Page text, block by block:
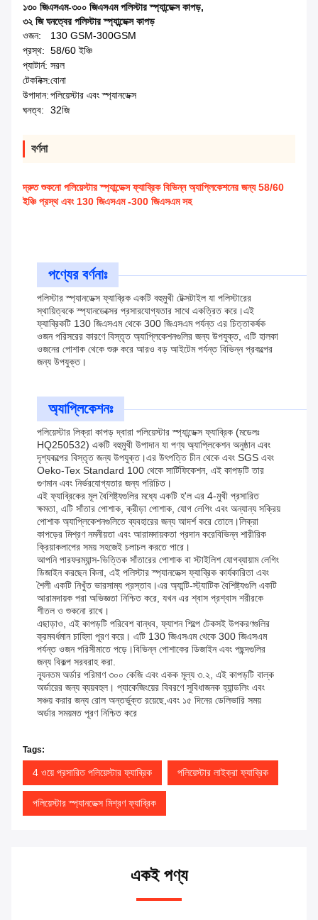
১৩০ জিএসএম-৩০০ জিএসএম পলিস্টার স্প্যান্ডেক্স কাপড়,
৩২ জি ঘনত্বের পলিস্টার স্প্যান্ডেক্স কাপড়
ওজন:
130 GSM-300GSM
প্রস্থ: 58/60 ইঞ্চি
প্যাটার্ন: সরল
টেকনিক্স:বোনা
উপাদান:পলিয়েস্টার এবং স্প্যানডেক্স
ঘনত্ব:
32জি
বর্ণনা
দ্রুত শুকনো পলিয়েস্টার স্প্যান্ডেক্স ফ্যাব্রিক বিভিন্ন অ্যাপ্লিকেশনের জন্য 58/60
ইঞ্চি প্রস্থ এবং 130 জিএসএম -300 জিএসএম সহ
পণ্যের বর্ণনাঃ
পলিস্টার স্প্যানডেক্স ফ্যাব্রিক একটি বহুমুখী টেক্সটাইল যা পলিস্টারের
স্থায়িত্বকে স্প্যানডেক্সের প্রসারযোগ্যতার সাথে একত্রিত করে।এই
ফ্যাব্রিকটি 130 জিএসএম থেকে 300 জিএসএম পর্যন্ত এর চিত্তাকর্ষক
ওজন পরিসরের কারণে বিস্তৃত অ্যাপ্লিকেশনগুলির জন্য উপযুক্ত, এটি হালকা
ওজনের পোশাক থেকে শুরু করে আরও বড় আইটেম পর্যন্ত বিভিন্ন প্রকল্পের
জন্য উপযুক্ত।
অ্যাপ্লিকেশনঃ
পলিয়েস্টার লিক্রা কাপড় দ্বারা পলিয়েস্টার স্প্যান্ডেক্স ফ্যাব্রিক (মডেলঃ
HQ250532) একটি বহুমুখী উপাদান যা পণ্য অ্যাপ্লিকেশন অনুষ্ঠান এবং
দৃশ্যকল্পের বিস্তৃত জন্য উপযুক্ত।এর উৎপত্তি চীন থেকে এবং SGS এবং
Oeko-Tex Standard 100 থেকে সার্টিফিকেশন, এই কাপড়টি তার
গুণমান এবং নির্ভরযোগ্যতার জন্য পরিচিত।
এই ফ্যাব্রিকের মূল বৈশিষ্ট্যগুলির মধ্যে একটি হ'ল এর 4-মুখী প্রসারিত
ক্ষমতা, এটি সাঁতার পোশাক, ক্রীড়া পোশাক, যোগ লেগিং এবং অন্যান্য সক্রিয়
পোশাক অ্যাপ্লিকেশনগুলিতে ব্যবহারের জন্য আদর্শ করে তোলে।লিক্রা
কাপড়ের মিশ্রণ নমনীয়তা এবং আরামদায়কতা প্রদান করেবিভিন্ন শারীরিক
ক্রিয়াকলাপের সময় সহজেই চলাচল করতে পারে।
আপনি পারফরম্যান্স-ভিত্তিক সাঁতারের পোশাক বা স্টাইলিশ যোগব্যায়াম লেগিং
ডিজাইন করছেন কিনা, এই পলিস্টার স্প্যানডেক্স ফ্যাব্রিক কার্যকারিতা এবং
শৈলী একটি নিখুঁত ভারসাম্য প্রস্তাব।এর অ্যান্টি-স্ট্যাটিক বৈশিষ্ট্যগুলি একটি
আরামদায়ক পরা অভিজ্ঞতা নিশ্চিত করে, যখন এর শ্বাস প্রশ্বাস শরীরকে
শীতল ও শুকনো রাখে।
এছাড়াও, এই কাপড়টি পরিবেশ বান্ধব, ফ্যাশন শিল্পে টেকসই উপকরণগুলির
ক্রমবর্ধমান চাহিদা পূরণ করে। এটি 130 জিএসএম থেকে 300 জিএসএম
পর্যন্ত ওজন পরিসীমাতে পড়ে।বিভিন্ন পোশাকের ডিজাইন এবং পছন্দগুলির
জন্য বিকল্প সরবরাহ করা.
ন্যূনতম অর্ডার পরিমাণ ৩০০ কেজি এবং একক মূল্য ৩.২, এই কাপড়টি বাল্ক
অর্ডারের জন্য ব্যয়বহুল। প্যাকেজিংয়ের বিবরণে সুবিধাজনক হ্যান্ডলিং এবং
সঞ্চয় করার জন্য রোল অন্তর্ভুক্ত রয়েছে,এবং ১৫ দিনের ডেলিভারি সময়
অর্ডার সময়মত পূরণ নিশ্চিত করে
Tags:
4 ওয়ে প্রসারিত পলিয়েস্টার ফ্যাব্রিক পলিয়েস্টার লাইক্রা ফ্যাব্রিক
পলিয়েস্টার স্প্যানডেক্স মিশ্রণ ফ্যাব্রিক
একই পণ্য